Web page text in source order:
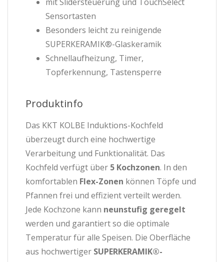
Sensortasten
Besonders leicht zu reinigende
SUPERKERAMIK®-Glaskeramik
Schnellaufheizung, Timer,
Topferkennung, Tastensperre
Produktinfo
Das KKT KOLBE Induktions-Kochfeld
überzeugt durch eine hochwertige
Verarbeitung und Funktionalität. Das
Kochfeld verfügt über 5 Kochzonen. In den
komfortablen Flex-Zonen können Töpfe und
Pfannen frei und effizient verteilt werden.
Jede Kochzone kann neunstufig geregelt
werden und garantiert so die optimale
Temperatur für alle Speisen. Die Oberfläche
aus hochwertiger SUPERKERAMIK®-